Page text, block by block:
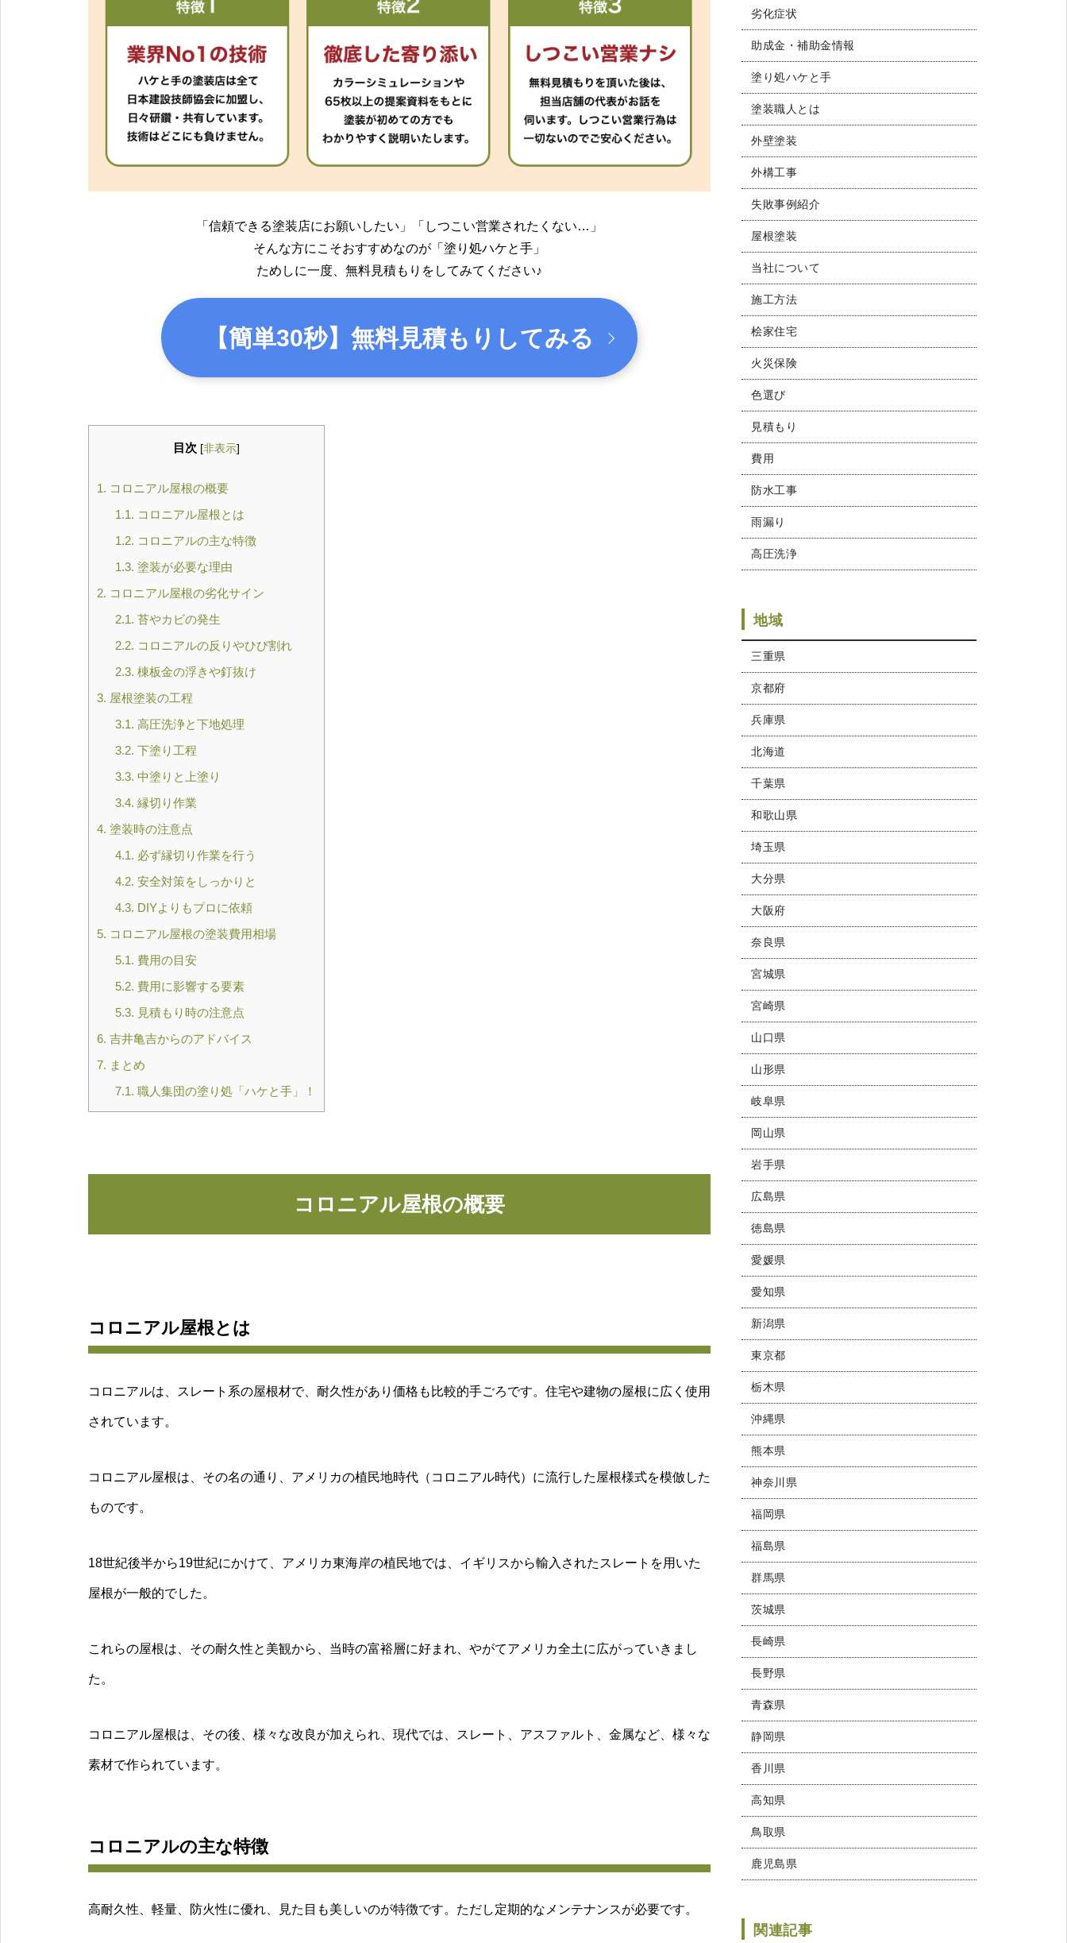
「信頼できる塗装店にお願いしたい」
「しつこい営業されたくない…」
そんな方にこそおすすめなのが「塗り処ハケと手」
ためしに一度、無料見積もりをしてみてください♪
【簡単30秒】 無料見積もりしてみる
目次 [非表示]
1. コロニアル屋根の概要
1.1. コロニアル屋根とは
1.2. コロニアルの主な特徴
1.3. 塗装が必要な理由
2. コロニアル屋根の劣化サイン
2.1. 苔やカビの発生
2.2. コロニアルの反りやひび割れ
2.3. 棟板金の浮きや釘抜け
3. 屋根塗装の工程
3.1. 高圧洗浄と下地処理
3.2. 下塗り工程
3.3. 中塗りと上塗り
3.4. 縁切り作業
4. 塗装時の注意点
4.1. 必ず縁切り作業を行う
4.2. 安全対策をしっかりと
4.3. DIYよりもプロに依頼
5. コロニアル屋根の塗装費用相場
5.1. 費用の目安
5.2. 費用に影響する要素
5.3. 見積もり時の注意点
6. 吉井亀吉からのアドバイス
7. まとめ
7.1. 職人集団の塗り処「ハケと手」！
コロニアル屋根の概要
コロニアル屋根とは
コロニアルは、スレート系の屋根材で、耐久性があり価格も比較的手ごろです。住宅や建物の屋根に広く使用
されています。
コロニアル屋根は、その名の通り、アメリカの植民地時代（コロニアル時代）に流行した屋根様式を模倣した
ものです。
18世紀後半から19世紀にかけて、アメリカ東海岸の植民地では、イギリスから輸入されたスレートを用いた
屋根が一般的でした。
これらの屋根は、その耐久性と美観から、当時の富裕層に好まれ、やがてアメリカ全土に広がっていきまし
た。
コロニアル屋根は、その後、様々な改良が加えられ、現代では、スレート、アスファルト、金属など、様々な
素材で作られています。
コロニアルの主な特徴
高耐久性、軽量、防火性に優れ、見た目も美しいのが特徴です。ただし定期的なメンテナンスが必要です。
劣化症状
助成金・補助金情報
塗り処ハケと手
塗装職人とは
外壁塗装
外構工事
失敗事例紹介
屋根塗装
当社について
施工方法
桧家住宅
火災保険
色選び
見積もり
費用
防水工事
雨漏り
高圧洗浄
地域
三重県
京都府
兵庫県
北海道
千葉県
和歌山県
埼玉県
大分県
大阪府
奈良県
宮城県
宮崎県
山口県
山形県
岐阜県
岡山県
岩手県
広島県
徳島県
愛媛県
愛知県
新潟県
東京都
栃木県
沖縄県
熊本県
神奈川県
福岡県
福島県
群馬県
茨城県
長崎県
長野県
青森県
静岡県
香川県
高知県
鳥取県
鹿児島県
関連記事